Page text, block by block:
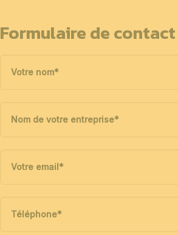
Formulaire de contact
Votre nom*
Nom de votre entreprise*
Votre email*
Téléphone*